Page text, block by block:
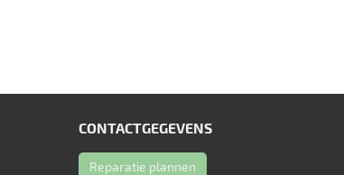
CONTACTGEGEVENS
Reparatie plannen